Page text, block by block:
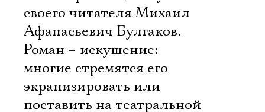
своего читателя Михаил
Афанасьевич Булгаков.
Роман – искушение:
многие стремятся его
экранизировать или
поставить на театральной